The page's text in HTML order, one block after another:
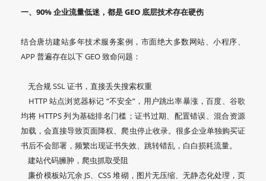
一、90% 企业流量低迷，都是 GEO 底层技术存在硬伤
结合唐坊建站多年技术服务案例，市面绝大多数网站、小程序、
APP 普遍存在以下 GEO 致命问题：
无合规 SSL 证书，直接丢失搜索权重
HTTP 站点浏览器标记 “不安全”，用户跳出率暴涨，百度、谷歌
均将 HTTPS 列为基础排名门槛；证书过期、配置错误、混合资源
加载，会直接导致页面降权、爬虫停止收录。很多企业单独购买证
书后不会部署，频繁出现证书失效、跳转错乱，白白损耗流量。
建站代码臃肿，爬虫抓取受阻
廉价模板站冗余 JS、CSS 堆砌，图片无压缩、无静态化处理，页